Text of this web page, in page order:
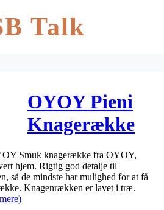
Talk
OYOY Pieni
Knagerække
Sort
Smuk knagerække fra OYOY,
hjem. Rigtig god detalje til
så de mindste har mulighed for at få
Knagenrækken er lavet i træ.